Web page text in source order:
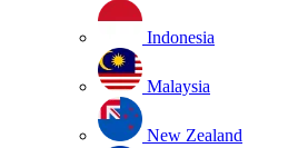
Indonesia
Malaysia
New Zealand